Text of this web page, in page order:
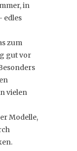
in
edles
zum
gut vor
vielen
Modelle,